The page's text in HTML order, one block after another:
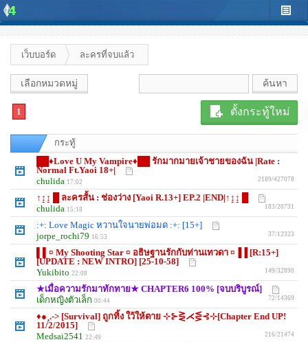
เว็บบอร์ด ละครที่จบแล้ว
เลือกหมวดหมู่
ตั้งกระทู้ใหม่
1
กระทู้
██♦Love U My Vampire♦██ รักมากมายเจ้าชายของฉัน |Rate :
Normal Ft.Yaoi 18+|
chulida 17:02 2189/427078
↑↨↨ █ ละครสั้น : ช่องว่าง [Yaoi R.13+] EP.2 |END|↑↨↨ █
chulida 15:18 183/20731
:+: Love Magic หวานใจนายพ่อมด :+: [15+]
jorpe_rochi79 16:53 37/12323
▌▌¤ My Shooting Star ¤ อธิษฐานรักกับท่านเทวดา ¤▐▐ [R:15+]
[UPDATE : NEW INTRO] [25-10-58]
Yukibito 22:08 149/32890
★เมื่อความรักมาทักทาย★ CHAPTER6 100% [จบบริบูรณ์]
เด็กหญิงตัวเล็ก 00:44 72/14369
♦●¸.-> [Survival] ถูกทิ้ง ใว้ให้ตาย ⊹⊱⋛⋌⋚⊰⊹[Chapter End UP!
11/2/2015]
Medsai2541 22:49 216/21474